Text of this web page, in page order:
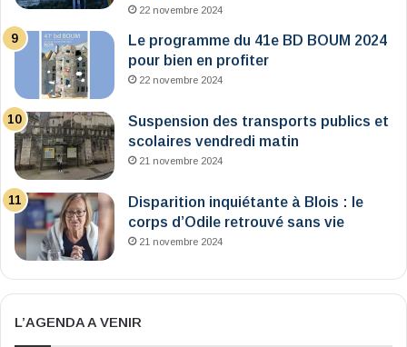
22 novembre 2024
Le programme du 41e BD BOUM 2024
pour bien en profiter
22 novembre 2024
Suspension des transports publics et
scolaires vendredi matin
21 novembre 2024
Disparition inquiétante à Blois : le
corps d’Odile retrouvé sans vie
21 novembre 2024
L’AGENDA A VENIR